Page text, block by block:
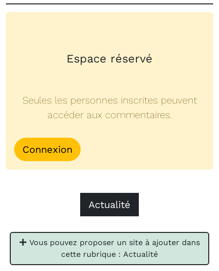
Espace réservé
Seules les personnes inscrites peuvent
accéder aux commentaires.
Connexion
Actualité
Vous pouvez proposer un site à ajouter dans
cette rubrique : Actualité